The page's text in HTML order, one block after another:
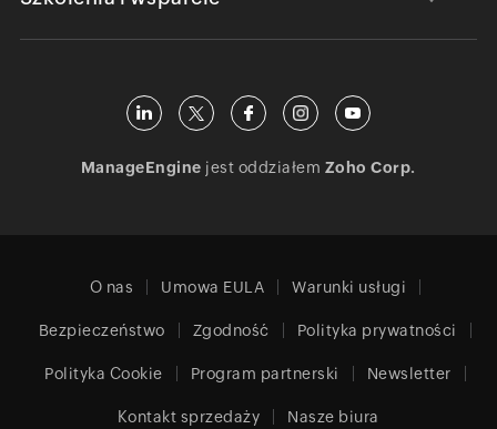
ManageEngine jest oddziałem Zoho Corp.
O nas Umowa EULA Warunki usługi
Bezpieczeństwo Zgodność Polityka prywatności
Polityka Cookie Program partnerski Newsletter
Kontakt sprzedaży Nasze biura